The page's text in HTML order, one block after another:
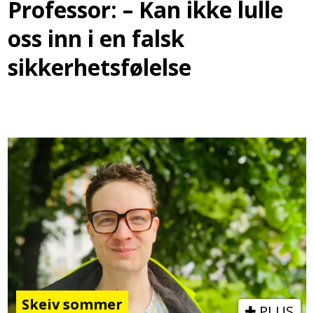
Professor: – Kan ikke lulle
oss inn i en falsk
sikkerhetsfølelse
Skeiv sommer